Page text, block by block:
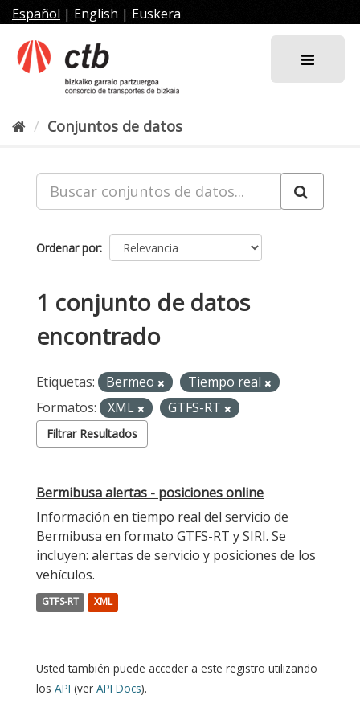
al
contenido
Español | English | Euskera
Conjuntos de datos
Ordenar por
1 conjunto de datos
encontrado
Etiquetas: Bermeo
Tiempo real
Formatos:
XML GTFS-RT
Filtrar Resultados
Bermibusa alertas - posiciones online
Información en tiempo real del servicio de
Bermibusa en formato GTFS-RT y SIRI. Se
incluyen: alertas de servicio y posiciones de los
vehículos.
GTFS-RT XML
Usted también puede acceder a este registro utilizando
los API (ver API Docs).